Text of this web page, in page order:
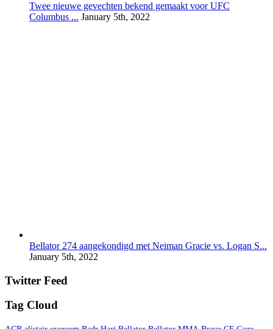
Twee nieuwe gevechten bekend gemaakt voor UFC
Columbus ... January 5th, 2022
Bellator 274 aangekondigd met Neiman Gracie vs. Logan S...
January 5th, 2022
Twitter Feed
Tag Cloud